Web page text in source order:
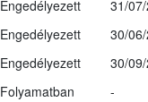
Engedélyezett
31/
Engedélyezett
30/
Engedélyezett
30/
Folyamatban
-